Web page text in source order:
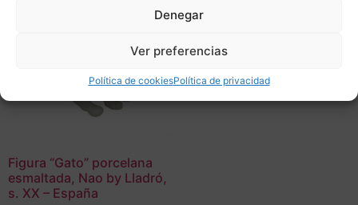
Denegar
Ver preferencias
Política de cookiesPolítica de privacidad
Figura “Gato” porcelana
esmaltada, Nao by Lladró,
s. XX – España